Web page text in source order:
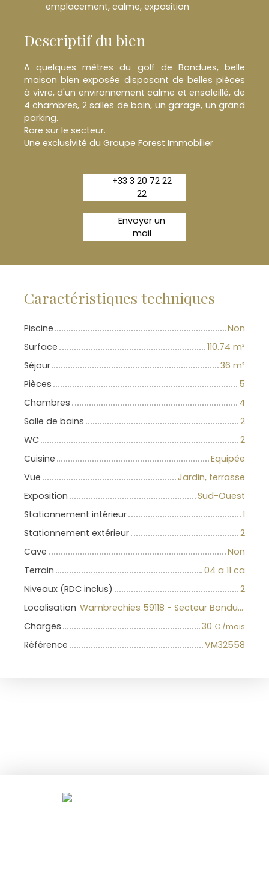
emplacement, calme, exposition
Descriptif du bien
A quelques mètres du golf de Bondues, belle
maison bien exposée disposant de belles pièces
à vivre, d'un environnement calme et ensoleillé, de
4 chambres, 2 salles de bain, un garage, un grand
parking.
Rare sur le secteur.
Une exclusivité du Groupe Forest Immobilier
+33 3 20 72 22
22
Envoyer un
mail
Caractéristiques techniques
Piscine
Non
Surface
110.74 m²
Séjour
36 m²
Pièces
5
Chambres
4
Salle de bains
2
WC
2
Cuisine
Equipée
Vue
Jardin, terrasse
Exposition
Sud-Ouest
Stationnement intérieur
1
Stationnement extérieur
2
Cave
Non
Terrain
04 a 11 ca
Niveaux (RDC inclus)
2
Localisation
Wambrechies 59118 - Secteur Bondues-Wambr-Roncq
Charges
30 € /mois
Référence VM32558